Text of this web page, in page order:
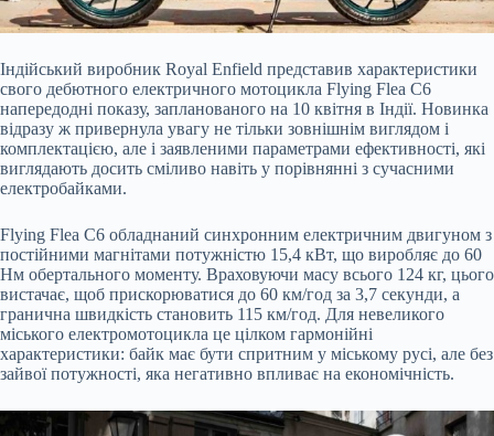
Індійський виробник Royal Enfield представив характеристики
свого дебютного електричного мотоцикла Flying Flea C6
напередодні показу, запланованого на 10 квітня в Індії. Новинка
відразу ж привернула увагу не тільки зовнішнім виглядом і
комплектацією, але і заявленими параметрами ефективності, які
виглядають досить сміливо навіть у порівнянні з сучасними
електробайками.
Flying Flea C6 обладнаний синхронним електричним двигуном з
постійними магнітами потужністю 15,4 кВт, що виробляє до 60
Нм обертального моменту. Враховуючи масу всього 124 кг, цього
вистачає, щоб прискорюватися до 60 км/год за 3,7 секунди, а
гранична швидкість становить 115 км/год. Для невеликого
міського електромотоцикла це цілком гармонійні
характеристики: байк має бути спритним у міському русі, але без
зайвої потужності, яка негативно впливає на економічність.